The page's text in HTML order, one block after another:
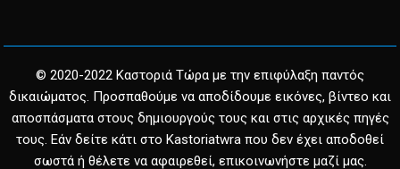
© 2020-2022 Καστοριά Τώρα με την επιφύλαξη παντός
δικαιώματος. Προσπαθούμε να αποδίδουμε εικόνες, βίντεο και
αποσπάσματα στους δημιουργούς τους και στις αρχικές πηγές
τους. Εάν δείτε κάτι στο Kastoriatwra που δεν έχει αποδοθεί
σωστά ή θέλετε να αφαιρεθεί, επικοινωνήστε μαζί μας.